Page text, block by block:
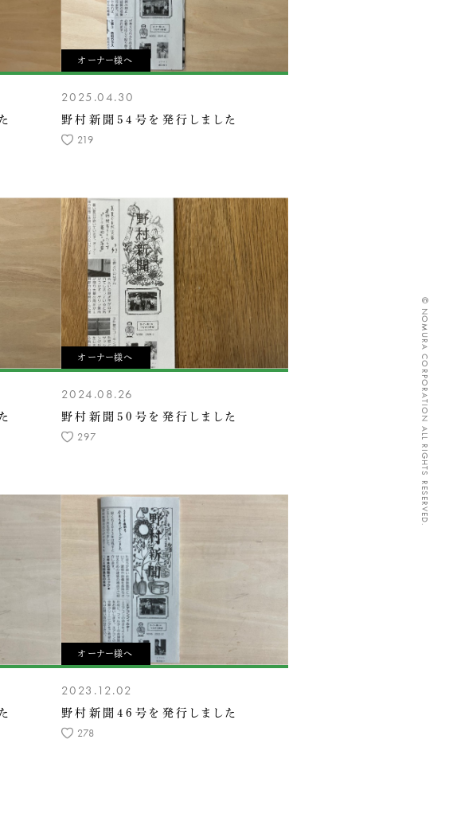
オーナー様へ
2025.04.30
野村新聞54号を発行しました
219
オーナー様へ
2024.08.26
野村新聞50号を発行しました
297
オーナー様へ
2023.12.02
野村新聞46号を発行しました
278
© NOMURA CORPORATION ALL RIGHTS RESERVED.